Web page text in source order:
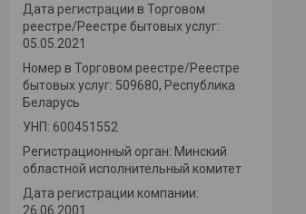
Дата регистрации в Торговом
реестре/Реестре бытовых услуг:
05.05.2021
Номер в Торговом реестре/Реестре
бытовых услуг: 509680, Республика
Беларусь
УНП: 600451552
Регистрационный орган: Минский
областной исполнительный комитет
Дата регистрации компании:
26.06.2001